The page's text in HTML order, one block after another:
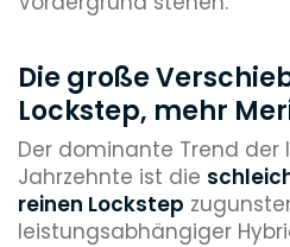
Die große
Lockstep, mehr
Der dominante Trend der
Jahrzehnte ist die
reinen Lockstep
leistungsabhängiger